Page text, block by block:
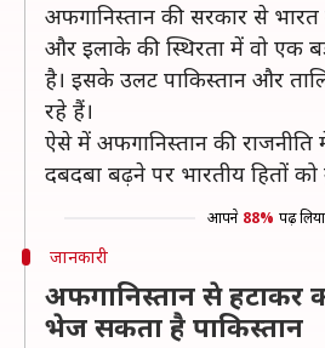
अफगानिस्तान की सरकार से
और इलाके की स्थिरता में वो एक
है। इसके उलट पाकिस्तान और
रहे हैं।
ऐसे में अफगानिस्तान की राजनीति
दबदबा बढ़ने पर भारतीय हितों
आपने 88% पढ़
जानकारी
अफगानिस्तान से हटाकर
भेज सकता है पाकिस्तान